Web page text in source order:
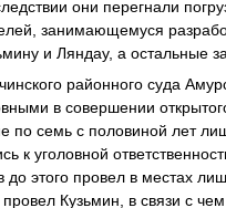
они перегнали
занимающемуся
и Ляндау, а остальные
районного суда
в совершении
по семь с половиной лет
к уголовной
до этого провел в местах
Кузьмин, в связи с